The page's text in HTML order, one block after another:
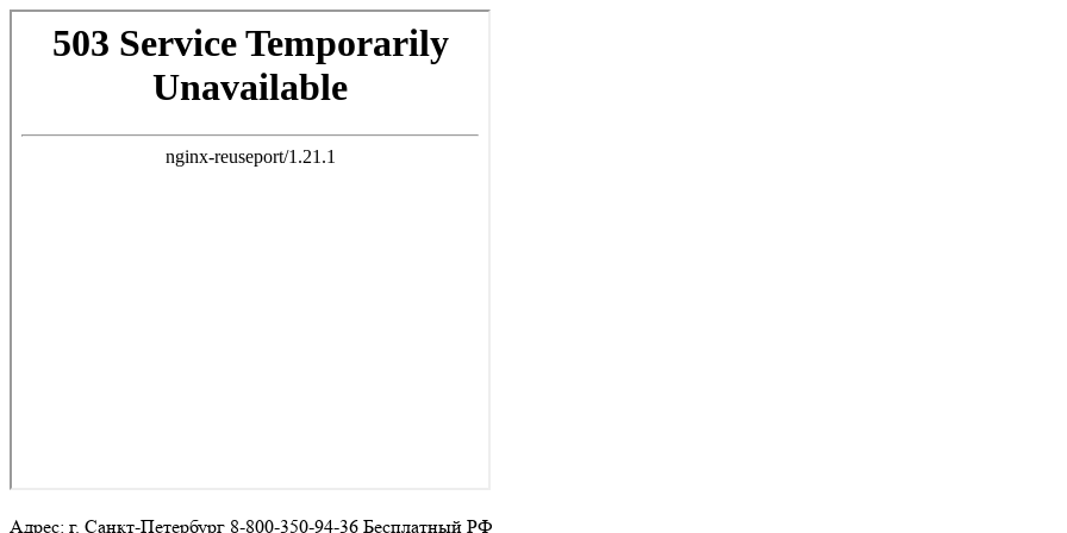
Адрес: г. Санкт-Петербург 8-800-350-94-36 Бесплатный РФ